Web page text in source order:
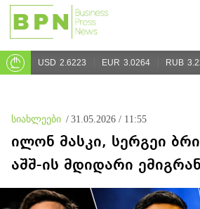
USD 2.6223 EUR 3.0264 RUB
სიახლეები / 31.05.2026 / 11:55
ილონ მასკი, სერგეი
აშშ-ის მდიდარი